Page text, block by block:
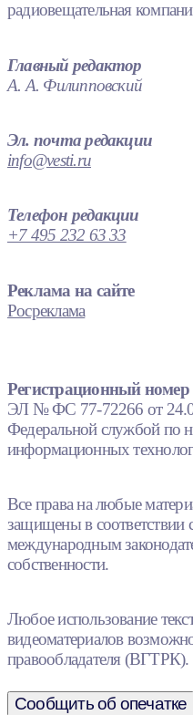
радиовещательная
Главный редактор
А. А. Филипповский
Эл. почта редакции
info@vesti.ru
Телефон редакции
+7 495 232 63 33
Реклама на сайте
Росреклама
Регистрационный номер
ЭЛ № ФС 77-72266 от
Федеральной службой по
информационных
Все права на любые
защищены в соответствии
международным
собственности.
Любое использование
видеоматериалов
правообладателя (ВГТРК).
Сообщить об опечатке